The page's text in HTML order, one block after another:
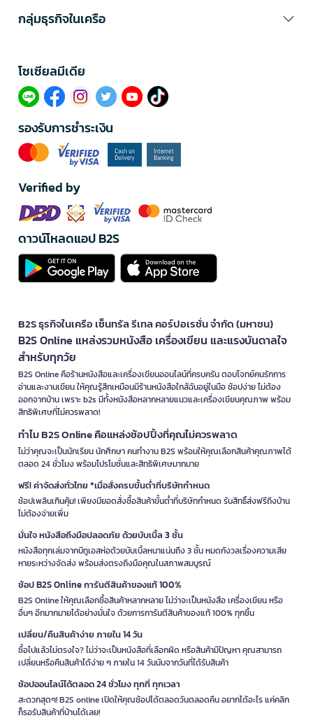
กลุ่มธุรกิจในเครือ
โซเซียลมีเดีย​
รองรับการชำระเงิน
Verified by
ดาวน์โหลดแอป B2S
B2S ธุรกิจในเครือ เซ็นทรัล รีเทล คอร์ปอเรชั่น จำกัด (มหาชน)
B2S Online แหล่งรวมหนังสือ เครื่องเขียน และแรงบันดาลใจ
สำหรับทุกวัย
B2S Online คือร้านหนังสือและเครื่องเขียนออนไลน์ที่ครบครัน ตอบโจทย์คนรักการ
อ่านและงานเขียน ให้คุณรู้สึกเหมือนมีร้านหนังสือใกล้ฉันอยู่ในมือ ช้อปง่าย ไม่ต้อง
ออกจากบ้าน เพราะ b2s มีทั้งหนังสือหลากหลายแนวและเครื่องเขียนคุณภาพ พร้อม
สิทธิพิเศษที่ไม่ควรพลาด!
ทำไม B2S Online คือแหล่งช้อปปิ้งที่คุณไม่ควรพลาด
ไม่ว่าคุณจะเป็นนักเรียน นักศึกษา คนทำงาน B2S พร้อมให้คุณเลือกสินค้าคุณภาพได้
ตลอด 24 ชั่วโมง พร้อมโปรโมชั่นและสิทธิพิเศษมากมาย
ฟรี! ค่าจัดส่งทั่วไทย *เมื่อสั่งครบขั้นต่ำที่บริษัทกำหนด
ช้อปเพลินเกินคุ้ม! เพียงมียอดสั่งซื้อสินค้าขั้นต่ำที่บริษัทกำหนด รับสิทธิ์ส่งฟรีถึงบ้าน
ไม่ต้องจ่ายเพิ่ม
มั่นใจ หนังสือถึงมือปลอดภัย ด้วยบับเบิ้ล 3 ชั้น
หนังสือทุกเล่มจากบีทูเอสห่อด้วยบับเบิ้ลหนาแน่นถึง 3 ชั้น หมดกังวลเรื่องความเสีย
หายระหว่างจัดส่ง พร้อมส่งตรงถึงมือคุณในสภาพสมบูรณ์
ช้อป B2S Online การันตีสินค้าของแท้ 100%
B2S Online ให้คุณเลือกซื้อสินค้าหลากหลาย ไม่ว่าจะเป็นหนังสือ เครื่องเขียน หรือ
อื่นๆ อีกมากมายได้อย่างมั่นใจ ด้วยการการันตีสินค้าของแท้ 100% ทุกชิ้น
เปลี่ยน/คืนสินค้าง่าย ภายใน 14 วัน
ซื้อไปแล้วไม่ตรงใจ? ไม่ว่าจะเป็นหนังสือที่เลือกผิด หรือสินค้ามีปัญหา คุณสามารถ
เปลี่ยนหรือคืนสินค้าได้ง่าย ๆ ภายใน 14 วันนับจากวันที่ได้รับสินค้า
ช้อปออนไลน์ได้ตลอด 24 ชั่วโมง ทุกที่ ทุกเวลา
สะดวกสุดๆ! B2S online เปิดให้คุณช้อปได้ตลอดวันตลอดคืน อยากได้อะไร แค่คลิก
ก็รอรับสินค้าที่บ้านได้เลย!